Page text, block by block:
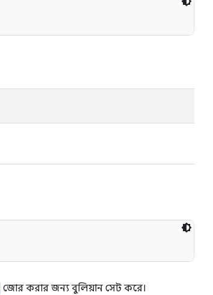
জোর করার জন্য বুলিয়ান সেট করে।